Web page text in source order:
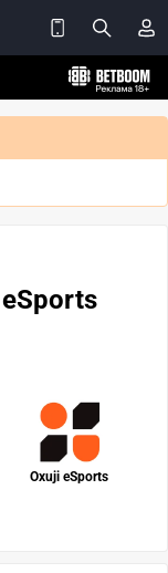
eSports
Oxuji eSports